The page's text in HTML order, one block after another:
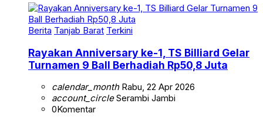
Berita Tanjab Barat Terkini
Rayakan Anniversary ke-1, TS Billiard Gelar
Turnamen 9 Ball Berhadiah Rp50,8 Juta
calendar_monthRabu, 22 Apr 2026
account_circleSerambi Jambi
0Komentar